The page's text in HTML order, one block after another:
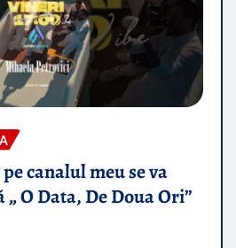
canalul meu se va
O Data, De Doua Ori”